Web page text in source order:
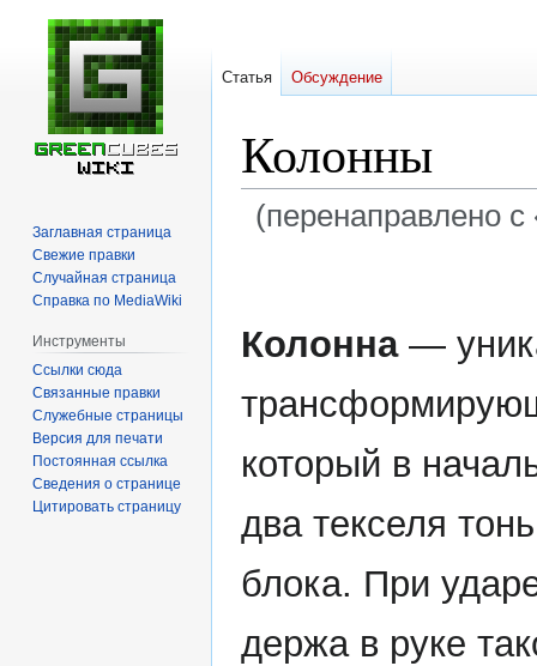
Колонны
(перенаправлено с
Колонна—
который в
два текселя
блока. При
держа в руке
Статья Обсуждение
Заглавная страница
Свежие правки
Случайная страница
Справка по MediaWiki
Инструменты
Ссылки сюда
Связанные правки
Служебные страницы
Версия для печати
Постоянная ссылка
Сведения о странице
Цитировать страницу